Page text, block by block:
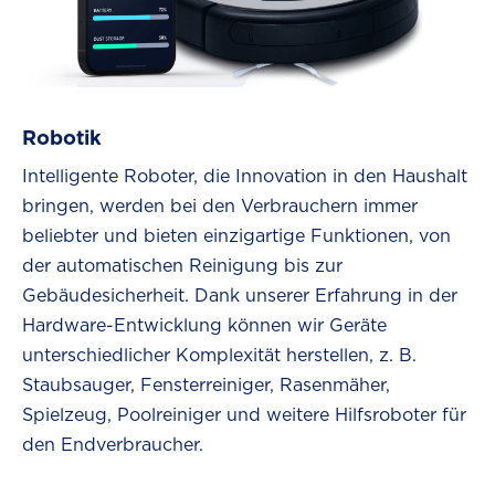
Robotik
Intelligente Roboter, die Innovation in den Haushalt
bringen, werden bei den Verbrauchern immer
beliebter und bieten einzigartige Funktionen, von
der automatischen Reinigung bis zur
Gebäudesicherheit. Dank unserer Erfahrung in der
Hardware-Entwicklung können wir Geräte
unterschiedlicher Komplexität herstellen, z. B.
Staubsauger, Fensterreiniger, Rasenmäher,
Spielzeug, Poolreiniger und weitere Hilfsroboter für
den Endverbraucher.